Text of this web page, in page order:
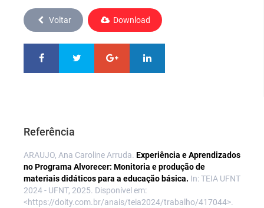
Voltar Download
Referência
ARAUJO, Ana Caroline Arruda. Experiência e Aprendizados
no Programa Alvorecer: Monitoria e produção de
materiais didáticos para a educação básica. In: TEIA UFNT
2024 - UFNT, 2025. Disponível em:
<https://doity.com.br/anais/teia2024/trabalho/417044>.